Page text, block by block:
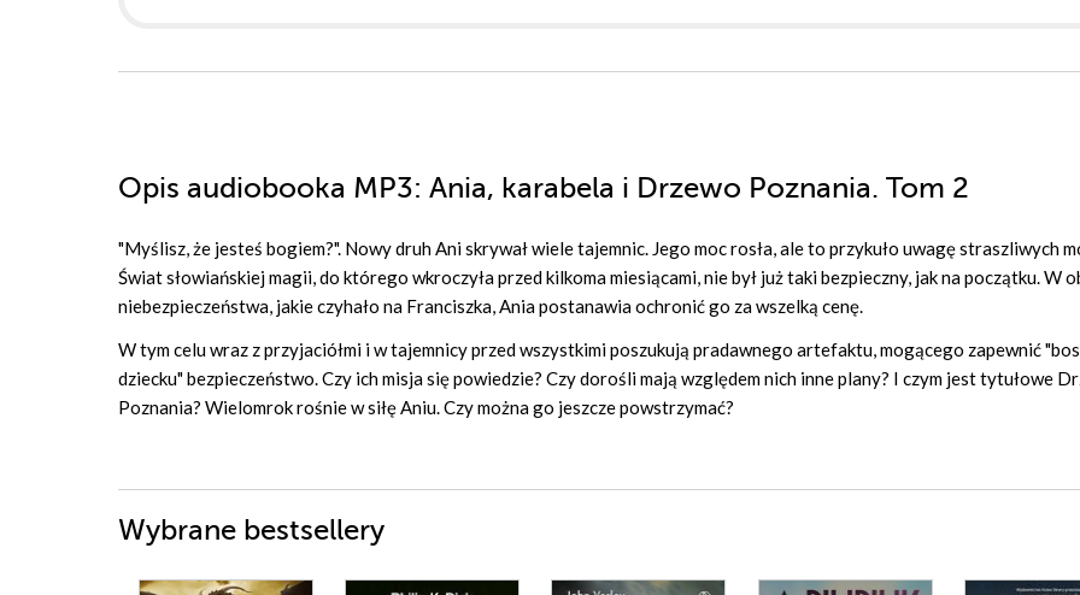
Opis audiobooka MP3: Ania, karabela i Drzewo Poznania. Tom 2
"Myślisz, że jesteś bogiem?". Nowy druh Ani skrywał wiele tajemnic. Jego moc rosła, ale to przykuło uwagę straszliwych
Świat słowiańskiej magii, do którego wkroczyła przed kilkoma miesiącami, nie był już taki bezpieczny, jak na początku. W
niebezpieczeństwa, jakie czyhało na Franciszka, Ania postanawia ochronić go za wszelką cenę.
W tym celu wraz z przyjaciółmi i w tajemnicy przed wszystkimi poszukują pradawnego artefaktu, mogącego zapewnić
dziecku" bezpieczeństwo. Czy ich misja się powiedzie? Czy dorośli mają względem nich inne plany? I czym jest tytułowe
Poznania? Wielomrok rośnie w siłę Aniu. Czy można go jeszcze powstrzymać?
Wybrane bestsellery